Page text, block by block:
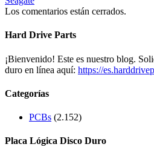
Los comentarios están cerrados.
Hard Drive Parts
¡Bienvenido! Este es nuestro blog.
duro en línea aquí: https://
Categorías
PCBs (2.152)
Placa Lógica Disco Duro